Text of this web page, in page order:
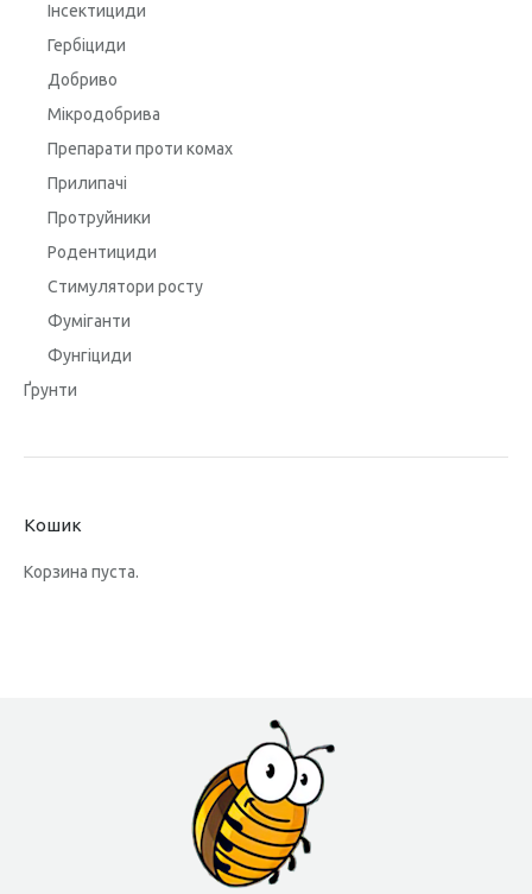
Інсектициди
Гербіциди
Добриво
Мікродобрива
Препарати проти комах
Прилипачі
Протруйники
Родентициди
Стимулятори росту
Фуміганти
Фунгіциди
Ґрунти
Кошик
Корзина пуста.